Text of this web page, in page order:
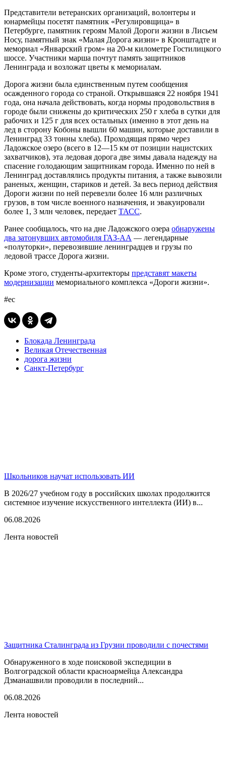
Представители ветеранских организаций, волонтеры и
юнармейцы посетят памятник «Регулировщица» в
Петербурге, памятник героям Малой Дороги жизни в Лисьем
Носу, памятный знак «Малая Дорога жизни» в Кронштадте и
мемориал «Январский гром» на 20-м километре Гостилицкого
шоссе. Участники марша почтут память защитников
Ленинграда и возложат цветы к мемориалам.
Дорога жизни была единственным путем сообщения
осажденного города со страной. Открывшаяся 22 ноября 1941
года, она начала действовать, когда нормы продовольствия в
городе были снижены до критических 250 г хлеба в сутки для
рабочих и 125 г для всех остальных (именно в этот день на
лед в сторону Кобоны вышли 60 машин, которые доставили в
Ленинград 33 тонны хлеба). Проходящая прямо через
Ладожское озеро (всего в 12—15 км от позиции нацистских
захватчиков), эта ледовая дорога две зимы давала надежду на
спасение голодающим защитникам города. Именно по ней в
Ленинград доставлялись продукты питания, а также вывозили
раненых, женщин, стариков и детей. За весь период действия
Дороги жизни по ней перевезли более 16 млн различных
грузов, в том числе военного назначения, и эвакуировали
более 1, 3 млн человек, передает ТАСС.
Ранее сообщалось, что на дне Ладожского озера обнаружены
два затонувших автомобиля ГАЗ-АА — легендарные
«полуторки», перевозившие ленинградцев и грузы по
ледовой трассе Дорога жизни.
Кроме этого, студенты-архитекторы представят макеты
модернизации мемориального комплекса «Дороги жизни».
#ес
Блокада Ленинграда
Великая Отечественная
дорога жизни
Санкт-Петербург
Школьников научат использовать ИИ
В 2026/27 учебном году в российских школах продолжится
системное изучение искусственного интеллекта (ИИ) в...
06.08.2026
Лента новостей
Защитника Сталинграда из Грузии проводили с почестями
Обнаруженного в ходе поисковой экспедиции в
Волгоградской области красноармейца Александра
Дзманашвили проводили в последний...
06.08.2026
Лента новостей